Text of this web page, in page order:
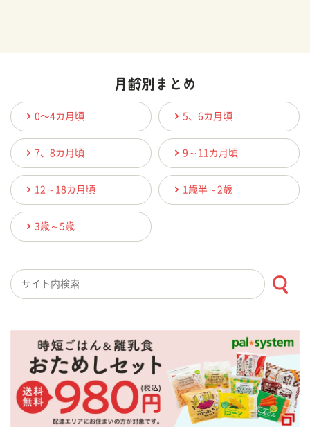
0〜4カ月頃 5、6カ月頃
7、8カ月頃 9～11カ月頃
12～18カ月頃 1歳半～2歳
3歳～5歳
検索キーワード入力